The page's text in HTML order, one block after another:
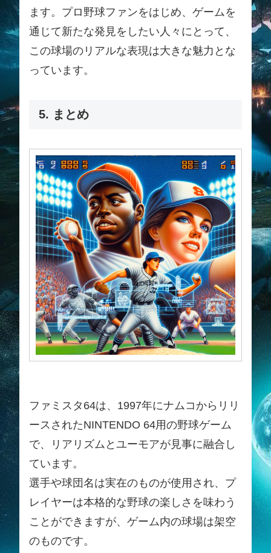
ます。プロ野球ファンをはじめ、ゲームを
通じて新たな発見をしたい人々にとって、
この球場のリアルな表現は大きな魅力とな
っています。
5. まとめ
ファミスタ64は、1997年にナムコからリリ
ースされたNINTENDO 64用の野球ゲーム
で、リアリズムとユーモアが見事に融合し
ています。
選手や球団名は実在のものが使用され、プ
レイヤーは本格的な野球の楽しさを味わう
ことができますが、ゲーム内の球場は架空
のものです。